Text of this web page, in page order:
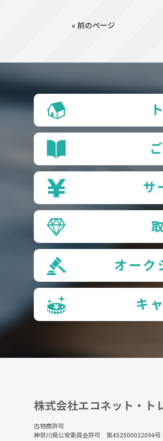
« 前のページ
サ
オーク
キ
株式会社エコネット・ト
古物商許可
神奈川県公安委員会許可 第452500022094号